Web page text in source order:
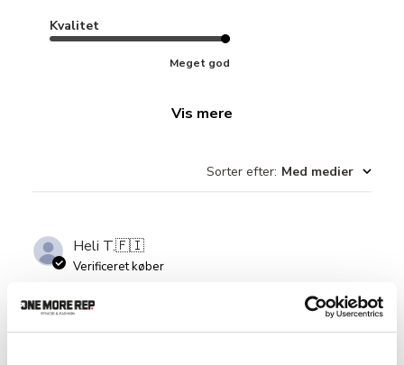
Kvalitet
Meget god
Vis mere
Sorter efter: Med medier
Heli T.🇫🇮
Verificeret køber